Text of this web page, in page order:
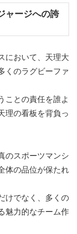
ャージへの誇
において、天理大
くのラグビーファ
ことの責任を誰よ
理の看板を背負っ
のスポーツマンシ
体の品位が保たれ
けでなく、多くの
魅力的なチーム作